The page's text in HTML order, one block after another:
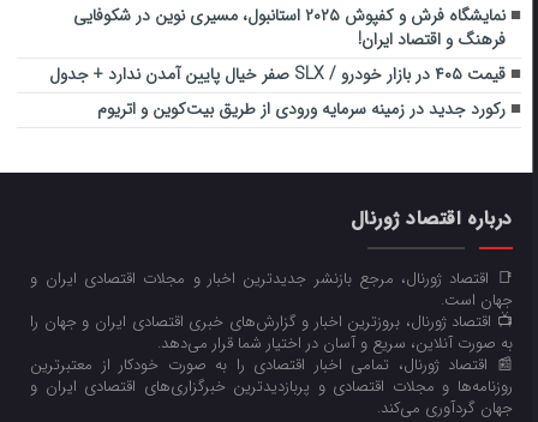
نمایشگاه فرش و کفپوش ۲۰۲۵ استانبول، مسیری نوین در شکوفایی
فرهنگ و اقتصاد ایران!
قیمت ۴۰۵ در بازار خودرو / SLX صفر خیال پایین آمدن ندارد + جدول
رکورد جدید در زمینه سرمایه ورودی از طریق بیت‌کوین و اتریوم
درباره اقتصاد ژورنال
📑 اقتصاد ژورنال، مرجع بازنشر جدیدترین اخبار و مجلات اقتصادی ایران و
جهان است.
📺 اقتصاد ژورنال، بروزترین اخبار و گزارش‌های خبری اقتصادی ایران و جهان را
به صورت آنلاین، سریع و آسان در اختیار شما قرار می‌‌دهد.
📰 اقتصاد ژورنال، تمامی اخبار اقتصادی را به صورت خودکار از معتبرترین
روزنامه‌ها و مجلات اقتصادی و پربازدیدترین خبرگزاری‌های اقتصادی ایران و
جهان گردآوری می‌کند.